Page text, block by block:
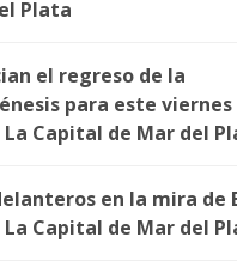
Plata
el regreso de la
para este viernes
La Capital de Mar del
en la mira de
La Capital de Mar del